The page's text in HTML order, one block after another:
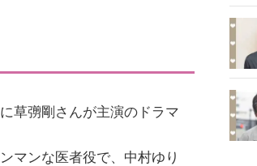
草彅剛さんが主演のドラマ
マンな医者役で、中村ゆり